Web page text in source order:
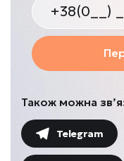
Також можна
Telegram